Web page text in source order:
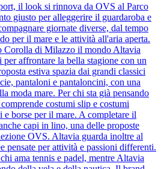
il look si rinnova da OVS al Parco
giusto per alleggerire il guardaroba e
giornate diverse, dal tempo
per il mare e le attività all'aria aperta.
Corolla di Milazzo il mondo Altavia
affrontare la bella stagione con un
estiva spazia dai grandi classici
pantaloni e pantaloncini, con una
moda mare. Per chi sta già pensando
costumi slip e costumi
e borse per il mare. A completare il
capi in lino, una delle proposte
OVS. Altavia guarda inoltre al
pensate per attività e passioni differenti.
ama tennis e padel, mentre Altavia